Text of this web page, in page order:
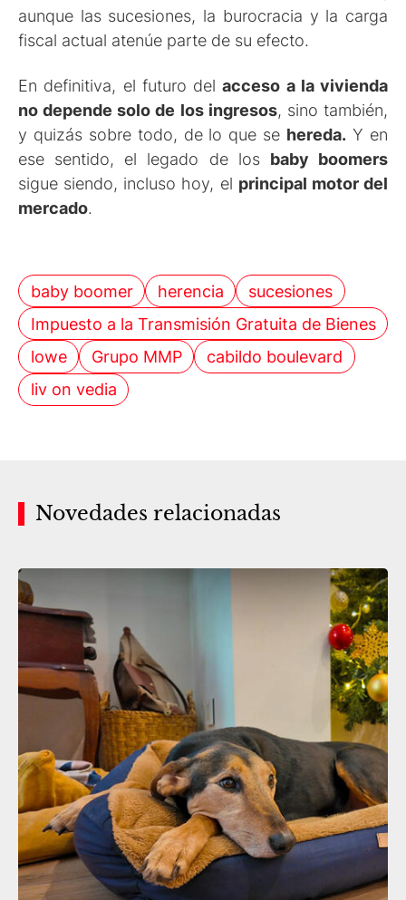
aunque las sucesiones, la burocracia y la carga
fiscal actual atenúe parte de su efecto.
En definitiva, el futuro delacceso a la vivienda
no depende solo de los ingresos, sino también,
y quizás sobre todo, de lo que se hereda. Y en
ese sentido, el legado de los baby boomers
sigue siendo, incluso hoy, el principal motor del
mercado.
baby boomer herencia
sucesiones
Impuesto a la Transmisión Gratuita de Bienes
lowe
Grupo MMP
cabildo boulevard
liv on vedia
Novedades relacionadas